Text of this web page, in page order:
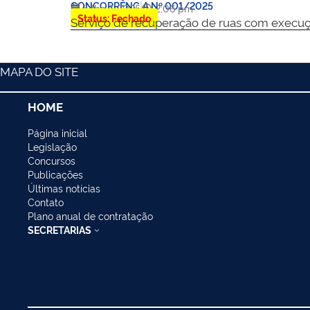
CONCORRÊNCIA Nº 001/2025
julho 7, 2025 2:06 pm
Status: Fechado
Serviço de recuperação de ruas com
MAPA DO SITE
HOME
Página inicial
Legislação
Concursos
Publicações
Últimas notícias
Contato
Plano anual de contratação
SECRETARIAS